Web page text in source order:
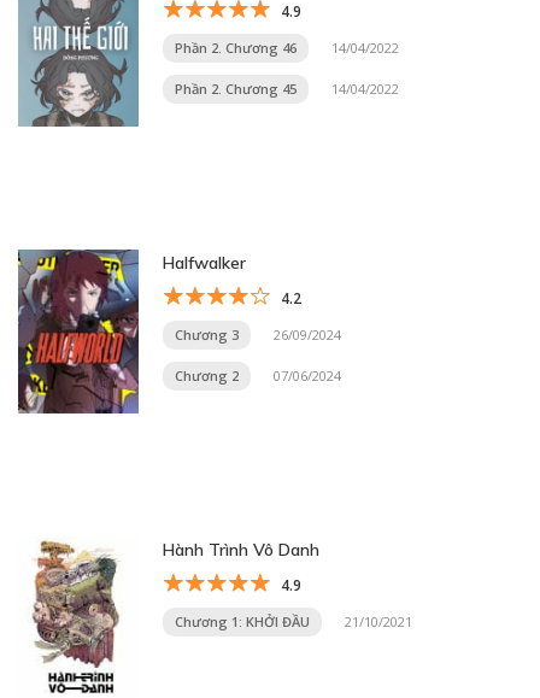
4.9
Phần 2. Chương 46 14/04/2022
Phần 2. Chương 45 14/04/2022
Halfwalker
4.2
Chương 3 26/09/2024
Chương 2 07/06/2024
Hành Trình Vô Danh
4.9
Chương 1: KHỞI ĐẦU 21/10/2021